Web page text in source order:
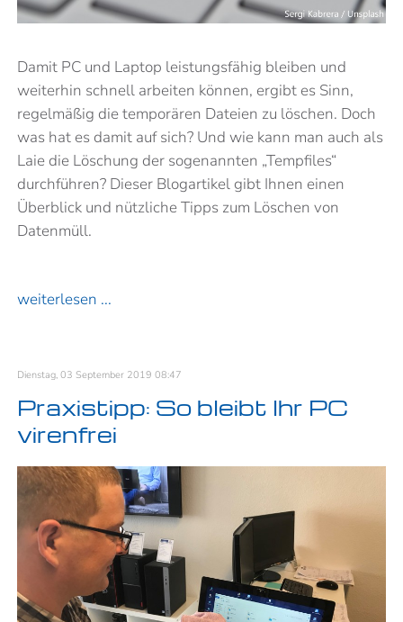
Damit PC und Laptop leistungsfähig bleiben und
weiterhin schnell arbeiten können, ergibt es Sinn,
regelmäßig die temporären Dateien zu löschen. Doch
was hat es damit auf sich? Und wie kann man auch als
Laie die Löschung der sogenannten „Tempfiles“
durchführen? Dieser Blogartikel gibt Ihnen einen
Überblick und nützliche Tipps zum Löschen von
Datenmüll.
weiterlesen ...
Dienstag, 03 September 2019 08:47
Praxistipp: So bleibt Ihr PC
virenfrei